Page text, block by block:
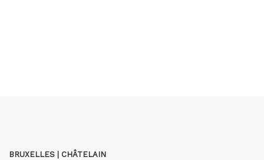
BRUXELLES | CHÂTELAIN